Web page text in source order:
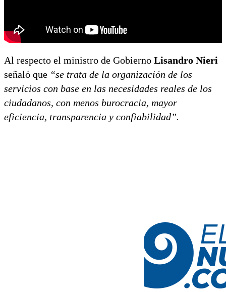
Al respecto el ministro de Gobierno Lisandro Nieri
señaló que “se trata de la organización de los
servicios con base en las necesidades reales de los
ciudadanos, con menos burocracia, mayor
eficiencia, transparencia y confiabilidad”.